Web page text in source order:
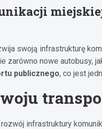
swoją infrastrukturę
zarówno nowe autobusy,
publicznego, co jest
infrastruktury